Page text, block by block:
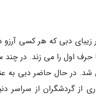
دبی که هر کسی
حرف اول را می زند. در
شد. در حال حاضر دبی به
از گردشگران از سراسر